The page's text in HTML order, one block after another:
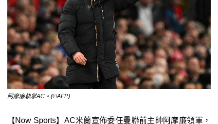
阿摩廉執掌AC。(©AFP)
【Now Sports】AC米蘭宣佈委任曼聯前主帥阿摩廉領軍，